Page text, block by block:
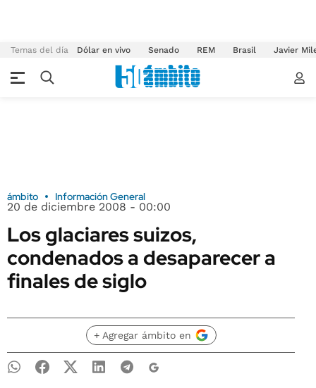
Temas del día Dólar en vivo Senado REM Brasil Javier
ámbito Información General
20 de diciembre 2008 - 00:00
Los glaciares suizos,
condenados a desaparecer a
finales de siglo
+ Agregar ámbito en